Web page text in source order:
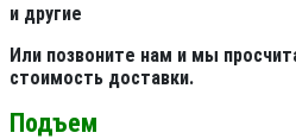
и другие
Или позвоните нам и мы
стоимость доставки.
Подъем